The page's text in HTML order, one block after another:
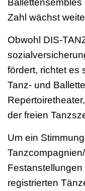
Zahl wächst
Obwohl DIS-
fördert, richtet es
Tanz- und
der freien
Um ein
registrierten